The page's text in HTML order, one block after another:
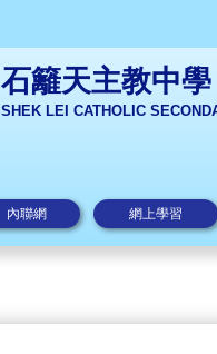
石籬天主教中學
SHEK LEI CATHOLIC
內聯網 網上學習